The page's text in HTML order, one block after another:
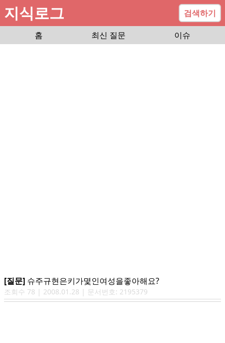
지식로그
검색하기
홈
최신 질문 이슈
[질문] 슈주규현은키가몇인여성을좋아해요?
조회수 78 | 2008.01.28 | 문서번호: 2195379